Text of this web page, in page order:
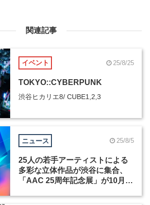
関連記事
イベント 25/8/25
TOKYO::CYBERPUNK
渋谷ヒカリエ8/ CUBE1,2,3
ニュース 25/8/5
25人の若手アーティストによる
多彩な立体作品が渋谷に集合、
「AAC 25周年記念展」が10月